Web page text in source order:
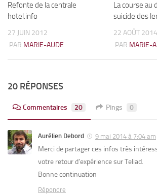
Refonte de la centrale
hotel.info
27 JUIN 2012
PAR MARIE-AUDE
La course au
suicide des
22 AOÛT 2014
PAR MARIE-
20 RÉPONSES
Commentaires 20 Pings 0
Aurélien Debord 9 mai 2014 à 7:04 am
Merci de partager ces infos très
votre retour d’expérience sur Teliad.
Bonne continuation
Répondre